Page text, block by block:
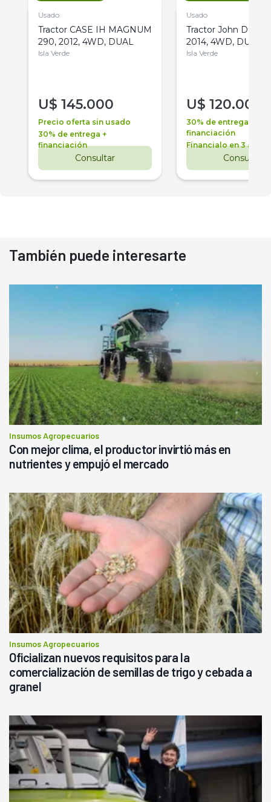
Usado
Tractor CASE IH MAGNUM
290, 2012, 4WD, DUAL
Isla Verde
U$ 145.000
Precio oferta sin usado
30% de entrega +
financiación
Consultar
Usado
Tractor John Deere
2014, 4WD, DUAL
Isla Verde
U$ 120.000
30% de entrega +
financiación
Financialo en 3 años
Consultar
También puede interesarte
Insumos Agropecuarios
Con mejor clima, el productor invirtió más en
nutrientes y empujó el mercado
Insumos Agropecuarios
Oficializan nuevos requisitos para la
comercialización de semillas de trigo y cebada a
granel